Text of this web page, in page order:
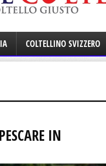
COLTELLINO SVIZZERO
IN